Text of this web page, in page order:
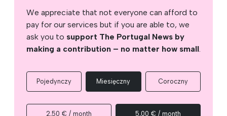
We appreciate that not everyone can afford to
pay for our services but if you are able to, we
ask you to support The Portugal News by
making a contribution – no matter how small.
Pojedynczy Miesięczny Coroczny
2,50 € / month 5,00 € / month